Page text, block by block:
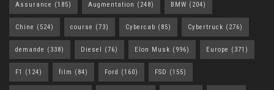
Assurance (185) Augmentation (248) BMW (204)
Chine (524) course (73) Cybercab (85) Cybertruck (276)
demande (338) Diesel (76) Elon Musk (996) Europe (371)
F1 (124) film (84) Ford (160) FSD (155)